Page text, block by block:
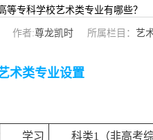
等专科学校艺术类专业有哪些？
作者:尊龙凯时 所属栏目： 艺
术类专业设置
学习 科类1（非高考